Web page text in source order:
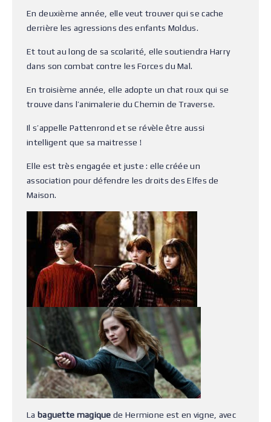
En deuxième année, elle veut trouver qui se cache
derrière les agressions des enfants Moldus.
Et tout au long de sa scolarité, elle soutiendra Harry
dans son combat contre les Forces du Mal.
En troisième année, elle adopte un chat roux qui se
trouve dans l’animalerie du Chemin de Traverse.
Il s’appelle Pattenrond et se révèle être aussi
intelligent que sa maitresse !
Elle est très engagée et juste : elle créée un
association pour défendre les droits des Elfes de
Maison.
La baguette magiquede Hermione est en vigne, avec